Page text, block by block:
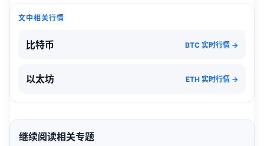
文中相关行情
比特币 BTC 实时行情 →
以太坊 ETH 实时行情 →
继续阅读相关专题